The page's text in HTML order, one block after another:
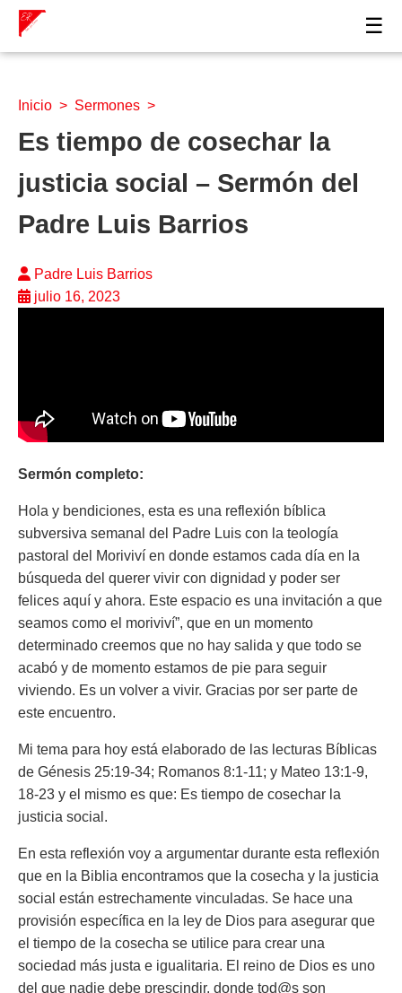
☰
Inicio > Sermones >
Es tiempo de cosechar la
justicia social – Sermón del
Padre Luis Barrios
Padre Luis Barrios
julio 16, 2023
Sermón completo:
Hola y bendiciones, esta es una reflexión bíblica
subversiva semanal del Padre Luis con la teología
pastoral del Moriviví en donde estamos cada día en la
búsqueda del querer vivir con dignidad y poder ser
felices aquí y ahora. Este espacio es una invitación a que
seamos como el moriviví”, que en un momento
determinado creemos que no hay salida y que todo se
acabó y de momento estamos de pie para seguir
viviendo. Es un volver a vivir. Gracias por ser parte de
este encuentro.
Mi tema para hoy está elaborado de las lecturas Bíblicas
de Génesis 25:19-34; Romanos 8:1-11; y Mateo 13:1-9,
18-23 y el mismo es que: Es tiempo de cosechar la
justicia social.
En esta reflexión voy a argumentar durante esta reflexión
que en la Biblia encontramos que la cosecha y la justicia
social están estrechamente vinculadas. Se hace una
provisión específica en la ley de Dios para asegurar que
el tiempo de la cosecha se utilice para crear una
sociedad más justa e igualitaria. El reino de Dios es uno
del que nadie debe prescindir, donde tod@s son